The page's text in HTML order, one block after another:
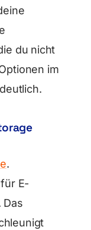
du nicht
im
.
E-
Das